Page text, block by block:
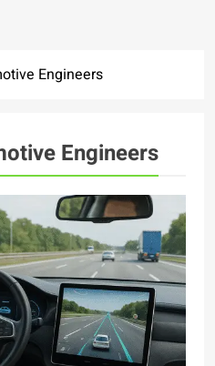
Engineers
Engineers